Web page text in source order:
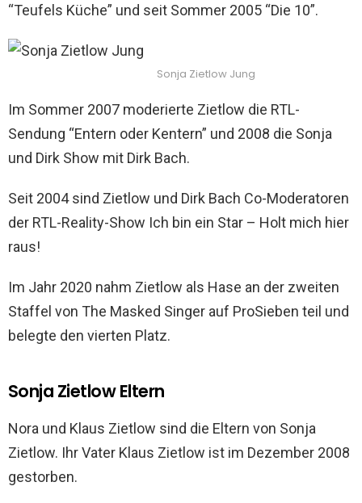
“Teufels Küche” und seit Sommer 2005 “Die 10”.
Sonja Zietlow Jung
Im Sommer 2007 moderierte Zietlow die RTL-
Sendung “Entern oder Kentern” und 2008 die Sonja
und Dirk Show mit Dirk Bach.
Seit 2004 sind Zietlow und Dirk Bach Co-Moderatoren
der RTL-Reality-Show Ich bin ein Star – Holt mich hier
raus!
Im Jahr 2020 nahm Zietlow als Hase an der zweiten
Staffel von The Masked Singer auf ProSieben teil und
belegte den vierten Platz.
Sonja Zietlow Eltern
Nora und Klaus Zietlow sind die Eltern von Sonja
Zietlow. Ihr Vater Klaus Zietlow ist im Dezember 2008
gestorben.